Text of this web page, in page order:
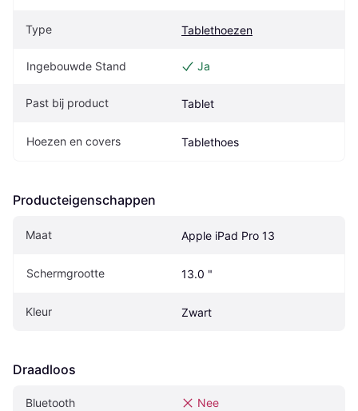
Type Tablethoezen
Ingebouwde Stand Ja
Past bij product Tablet
Hoezen en covers Tablethoes
Producteigenschappen
Maat Apple iPad Pro 13
Schermgrootte 13.0 "
Kleur Zwart
Draadloos
Bluetooth Nee